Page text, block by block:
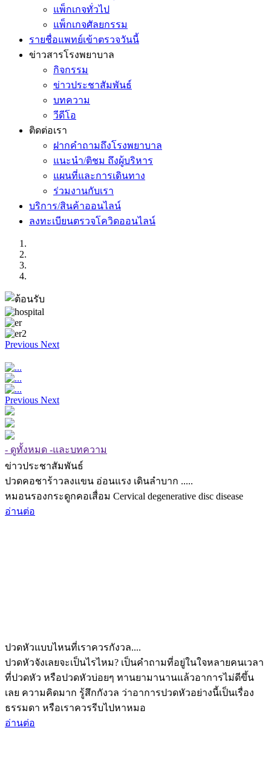
แพ็กเกจทั่วไป
แพ็กเกจศัลยกรรม
รายชื่อแพทย์เข้าตรวจวันนี้
ข่าวสารโรงพยาบาล
กิจกรรม
ข่าวประชาสัมพันธ์
บทความ
วีดีโอ
ติดต่อเรา
ฝากคำถามถึงโรงพยาบาล
แนะนำ/ติชม ถึงผู้บริหาร
แผนที่และการเดินทาง
ร่วมงานกับเรา
บริการ/สินค้าออนไลน์
ลงทะเบียนตรวจโควิดออนไลน์
Previous Next
Previous Next
- ดูทั้งหมด -และบทความ
ข่าวประชาสัมพันธ์
ปวดคอชาร้าวลงแขน อ่อนแรง เดินลำบาก .....
หมอนรองกระดูกคอเสื่อม Cervical degenerative disc disease
อ่านต่อ
ปวดหัวแบบไหนที่เราควรกังวล....
ปวดหัวจังเลยจะเป็นไรไหม? เป็นคำถามที่อยู่ในใจหลายคนเวลา
ที่ปวดหัว หรือปวดหัวบ่อยๆ ทานยามานานแล้วอาการไม่ดีขึ้น
เลย ความคิดมาก รู้สึกกังวล ว่าอาการปวดหัวอย่างนี้เป็นเรื่อง
ธรรมดา หรือเราควรรีบไปหาหมอ
อ่านต่อ